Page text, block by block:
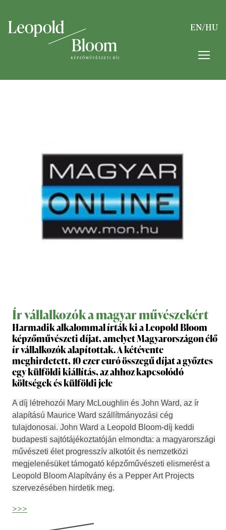
EN/HU
Ír vállalkozók a magyar művészekért
Harmadik alkalommal írták ki a Leopold Bloom
képzőművészeti díjat, amelyet Magyarországon élő
ír vállalkozók alapítottak. A kétévente
meghirdetett, 10 ezer euró összegű díjat a győztes
egy külföldi kiállítás, az ahhoz kapcsolódó
költségek és külföldi jele
A díj létrehozói Mary McLoughlin és John Ward, az ír
alapítású Maurice Ward szállítmányozási cég
tulajdonosai. John Ward a Leopold Bloom-díj keddi
budapesti sajtótájékoztatóján elmondta: a magyarországi
művészeti élet progresszív alkotóit és nemzetközi
megjelenésüket támogató képzőművészeti elismerést a
Leopold Bloom Alapítvány és a Pepper Art Projects
szervezésében hirdetik meg.
>>>